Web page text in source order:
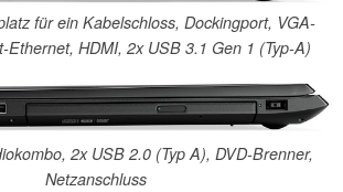
für ein Kabelschloss, Dockingport, VGA-
Ethernet, HDMI, 2x USB 3.1 Gen 1 (Typ-A)
2x USB 2.0 (Typ A), DVD-Brenner,
Netzanschluss